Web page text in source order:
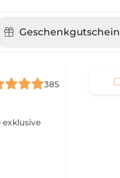
Geschenkgutschein
385
exklusive